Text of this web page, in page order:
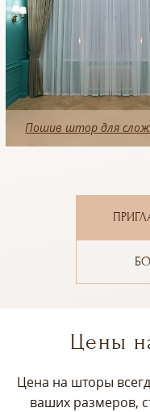
Пошив штор для
Цены
Цена на шторы
ваших размеров,